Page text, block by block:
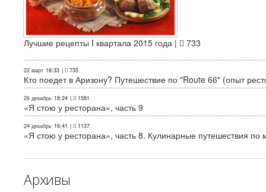
Лучшие рецепты I квартала 2015 года | 733
22 март 18:33 | 735
Кто поедет в Аризону? Путешествие по "Route 66" (опыт
26 декабрь 18:24 | 1581
«Я стою у ресторана», часть 9
24 декабрь 16:41 | 1137
«Я стою у ресторана», часть 8. Кулинарные путешествия по
Архивы